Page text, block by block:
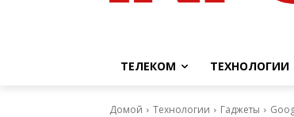
ТЕЛЕКОМ ТЕХНОЛОГИИ
Домой Технологии Гаджеты